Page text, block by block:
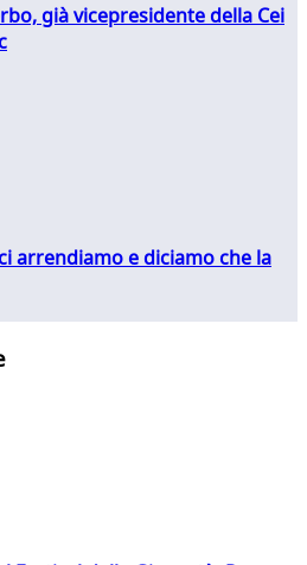
già vicepresidente della Cei
arrendiamo e diciamo che la